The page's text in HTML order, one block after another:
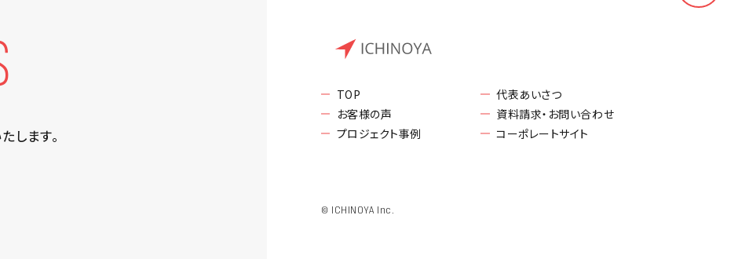
します。
TOP
代表あいさつ
お客様の声
資料請求・お問い合わせ
プロジェクト事例
コーポレートサイト
© ICHINOYA Inc.